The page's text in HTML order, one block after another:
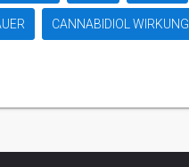
CANNABIDIOL WIRKUNG